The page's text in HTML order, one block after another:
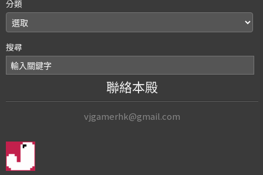
分類
搜尋
聯絡本殿
vjgamerhk@gmail.com